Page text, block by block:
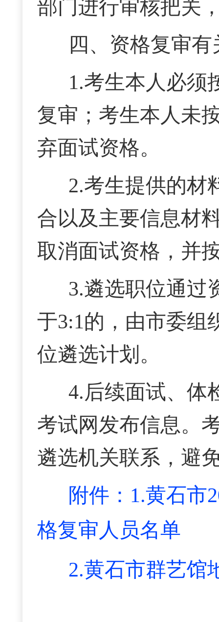
部门进行审核把关
四、资格复审有
1.考生本人必须
复审；考生本人未
弃面试资格。
2.考生提供的材
合以及主要信息材
取消面试资格，并
3.遴选职位通过
于3:1的，由市委组
位遴选计划。
4.后续面试、体
考试网发布信息。
遴选机关联系，避
附件：1.黄石市
格复审人员名单
2.黄石市群艺馆